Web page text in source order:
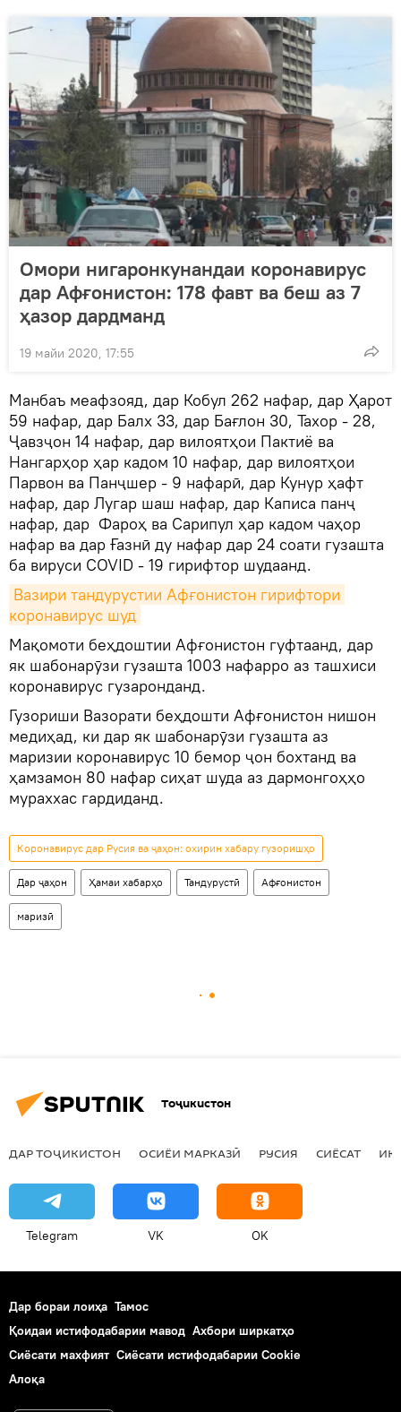
Омори нигаронкунандаи коронавирус
дар Афғонистон: 178 фавт ва беш аз 7
ҳазор дардманд
19 майи 2020, 17:55
Манбаъ меафзояд, дар Кобул 262 нафар, дар Ҳарот
59 нафар, дар Балх 33, дар Бағлон 30, Тахор - 28,
Ҷавзҷон 14 нафар, дар вилоятҳои Пактиё ва
Нангарҳор ҳар кадом 10 нафар, дар вилоятҳои
Парвон ва Панҷшер - 9 нафарӣ, дар Кунур ҳафт
нафар, дар Лугар шаш нафар, дар Каписа панҷ
нафар, дар Фароҳ ва Сарипул ҳар кадом чаҳор
нафар ва дар Ғазнӣ ду нафар дар 24 соати гузашта
ба вируси COVID - 19 гирифтор шудаанд.
Вазири тандурустии Афғонистон гирифтори
коронавирус шуд
Мақомоти беҳдоштии Афғонистон гуфтаанд, дар
як шабонарӯзи гузашта 1003 нафарро аз ташхиси
коронавирус гузаронданд.
Гузориши Вазорати беҳдошти Афғонистон нишон
медиҳад, ки дар як шабонарӯзи гузашта аз
маризии коронавирус 10 бемор ҷон бохтанд ва
ҳамзамон 80 нафар сиҳат шуда аз дармонгоҳҳо
мураххас гардиданд.
Коронавирус дар Русия ва ҷаҳон: охирин хабару гузоришҳо
Дар ҷаҳон Ҳамаи хабарҳо Тандурустӣ Афғонистон
маризӣ
Тоҷикистон
ДАР ТОҶИКИСТОН ОСИЁИ МАРКАЗӢ РУСИЯ СИЁСАТ
Telegram VK OK
Дар бораи лоиҳа Тамос
Қоидаи истифодабарии мавод Ахбори ширкатҳо
Сиёсати махфият Сиёсати истифодабарии Cookie
Алоқа